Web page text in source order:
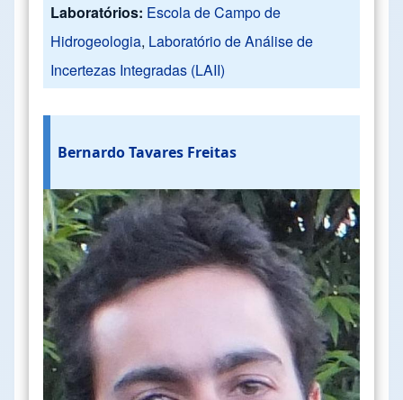
Laboratórios: Escola de Campo de
Hidrogeologia, Laboratório de Análise de
Incertezas Integradas (LAII)
Bernardo Tavares Freitas